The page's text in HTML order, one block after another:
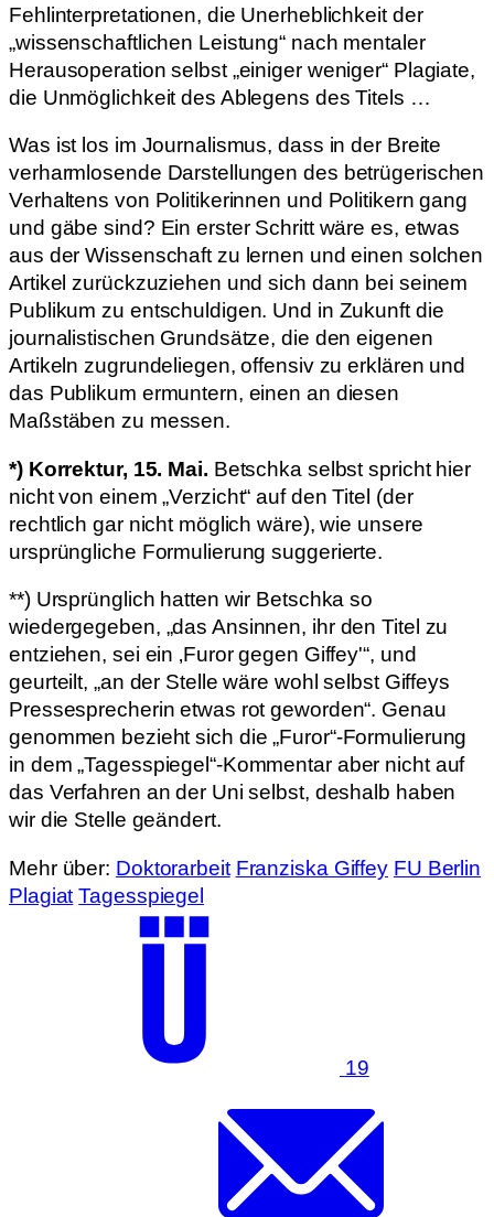
Fehlinterpretationen, die Unerheblichkeit der
„wissenschaftlichen Leistung“ nach mentaler
Herausoperation selbst „einiger weniger“ Plagiate,
die Unmöglichkeit des Ablegens des Titels …
Was ist los im Journalismus, dass in der Breite
verharmlosende Darstellungen des betrügerischen
Verhaltens von Politikerinnen und Politikern gang
und gäbe sind? Ein erster Schritt wäre es, etwas
aus der Wissenschaft zu lernen und einen solchen
Artikel zurückzuziehen und sich dann bei seinem
Publikum zu entschuldigen. Und in Zukunft die
journalistischen Grundsätze, die den eigenen
Artikeln zugrundeliegen, offensiv zu erklären und
das Publikum ermuntern, einen an diesen
Maßstäben zu messen.
*) Korrektur, 15. Mai. Betschka selbst spricht hier
nicht von einem „Verzicht“ auf den Titel (der
rechtlich gar nicht möglich wäre), wie unsere
ursprüngliche Formulierung suggerierte.
**) Ursprünglich hatten wir Betschka so
wiedergegeben, „das Ansinnen, ihr den Titel zu
entziehen, sei ein ‚Furor gegen Giffey'“, und
geurteilt, „an der Stelle wäre wohl selbst Giffeys
Pressesprecherin etwas rot geworden“. Genau
genommen bezieht sich die „Furor“-Formulierung
in dem „Tagesspiegel“-Kommentar aber nicht auf
das Verfahren an der Uni selbst, deshalb haben
wir die Stelle geändert.
Mehr über: Doktorarbeit Franziska Giffey FU Berlin
Plagiat Tagesspiegel
19